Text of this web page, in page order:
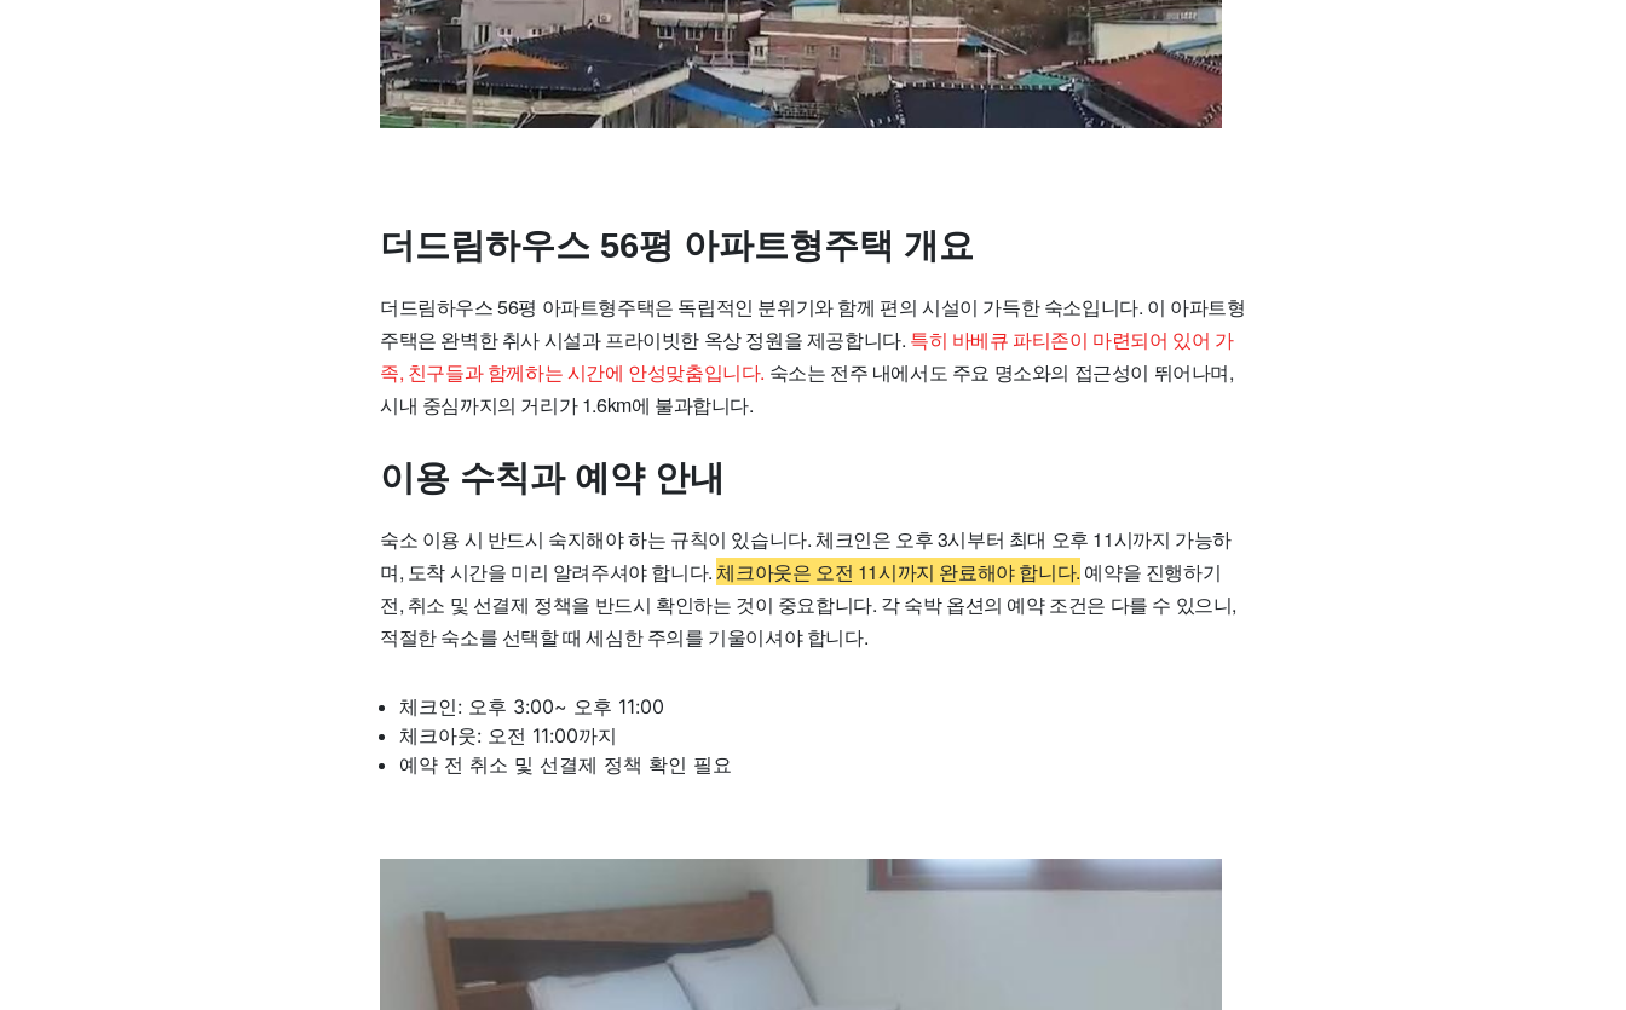
더드림하우스 56평 아파트형주택 개요
더드림하우스 56평 아파트형주택은 독립적인 분위기와 함께 편의 시설이 가득한 숙소입니다. 이 아파트형
주택은 완벽한 취사 시설과 프라이빗한 옥상 정원을 제공합니다. 특히 바베큐 파티존이 마련되어 있어 가
족, 친구들과 함께하는 시간에 안성맞춤입니다. 숙소는 전주 내에서도 주요 명소와의 접근성이 뛰어나며,
시내 중심까지의 거리가 1.6km에 불과합니다.
이용 수칙과 예약 안내
숙소 이용 시 반드시 숙지해야 하는 규칙이 있습니다. 체크인은 오후 3시부터 최대 오후 11시까지 가능하
며, 도착 시간을 미리 알려주셔야 합니다.체크아웃은 오전 11시까지 완료해야 합니다. 예약을 진행하기
전, 취소 및 선결제 정책을 반드시 확인하는 것이 중요합니다. 각 숙박 옵션의 예약 조건은 다를 수 있으니,
적절한 숙소를 선택할 때 세심한 주의를 기울이셔야 합니다.
체크인: 오후 3:00~ 오후 11:00
체크아웃: 오전 11:00까지
예약 전 취소 및 선결제 정책 확인 필요